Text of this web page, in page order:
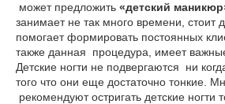
может предложить «детский
занимает не так много времени, стоит
помогает формировать постоянных
также данная процедура, имеет
Детские ногти не подвергаются ни
того что они еще достаточно тонкие.
рекомендуют остригать детские ногти